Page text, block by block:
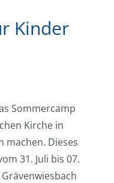
Kinder
Sommercamp
Kirche in
machen. Dieses
31. Juli bis 07.